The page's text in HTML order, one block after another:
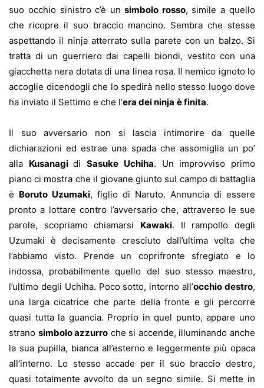
suo occhio sinistro c’è un simbolo rosso, simile a quello
che ricopre il suo braccio mancino. Sembra che stesse
aspettando il ninja atterrato sulla parete con un balzo. Si
tratta di un guerriero dai capelli biondi, vestito con una
giacchetta nera dotata di una linea rosa. Il nemico ignoto lo
accoglie dicendogli che lo spedirà nello stesso luogo dove
ha inviato il Settimo e che l’era dei ninja è finita.
Il suo avversario non si lascia intimorire da quelle
dichiarazioni ed estrae una spada che assomiglia un po’
alla KusanagidiSasuke Uchiha. Un improvviso primo
piano ci mostra che il giovane giunto sul campo di battaglia
è Boruto Uzumaki, figlio di Naruto. Annuncia di essere
pronto a lottare contro l’avversario che, attraverso le sue
parole, scopriamo chiamarsi Kawaki. Il rampollo degli
Uzumaki è decisamente cresciuto dall’ultima volta che
l’abbiamo visto. Prende un coprifronte sfregiato e lo
indossa, probabilmente quello del suo stesso maestro,
l’ultimo degli Uchiha. Poco sotto, intorno all’occhio destro,
una larga cicatrice che parte della fronte e gli percorre
quasi tutta la guancia. Proprio in quel punto, appare uno
strano simbolo azzurro che si accende, illuminando anche
la sua pupilla, bianca all’esterno e leggermente più opaca
all’interno. Lo stesso accade per il suo braccio destro,
quasi totalmente avvolto da un segno simile. Si mette in